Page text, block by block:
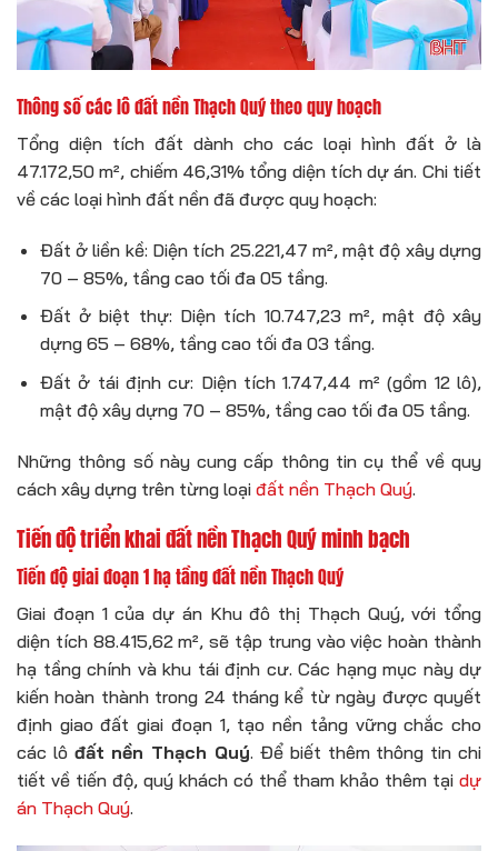
Thông số các lô đất nền Thạch Quý theo quy hoạch
Tổng diện tích đất dành cho các loại hình đất ở là
47.172,50 m², chiếm 46,31% tổng diện tích dự án. Chi tiết
về các loại hình đất nền đã được quy hoạch:
Đất ở liền kề: Diện tích 25.221,47 m², mật độ xây dựng
70 – 85%, tầng cao tối đa 05 tầng.
Đất ở biệt thự: Diện tích 10.747,23 m², mật độ xây
dựng 65 – 68%, tầng cao tối đa 03 tầng.
Đất ở tái định cư: Diện tích 1.747,44 m² (gồm 12 lô),
mật độ xây dựng 70 – 85%, tầng cao tối đa 05 tầng.
Những thông số này cung cấp thông tin cụ thể về quy
cách xây dựng trên từng loại đất nền Thạch Quý.
Tiến độ triển khai đất nền Thạch Quý minh bạch
Tiến độ giai đoạn 1 hạ tầng đất nền Thạch Quý
Giai đoạn 1 của dự án Khu đô thị Thạch Quý, với tổng
diện tích 88.415,62 m², sẽ tập trung vào việc hoàn thành
hạ tầng chính và khu tái định cư. Các hạng mục này dự
kiến hoàn thành trong 24 tháng kể từ ngày được quyết
định giao đất giai đoạn 1, tạo nền tảng vững chắc cho
các lô đất nền Thạch Quý. Để biết thêm thông tin chi
tiết về tiến độ, quý khách có thể tham khảo thêm tại dự
án Thạch Quý.